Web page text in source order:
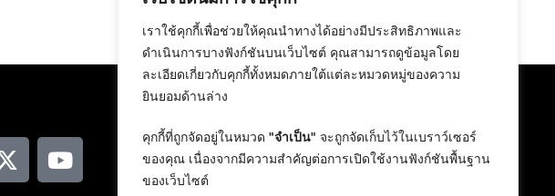
เราใช้คุกกี้เพื่อช่วยให้คุณนำทางได้อย่างมีประสิทธิภาพและ
ดำเนินการบางฟังก์ชันบนเว็บไซต์ คุณสามารถดูข้อมูลโดย
ละเอียดเกี่ยวกับคุกกี้ทั้งหมดภายใต้แต่ละหมวดหมู่ของความ
ยินยอมด้านล่าง
คุกกี้ที่ถูกจัดอยู่ในหมวด "จำเป็น" จะถูกจัดเก็บไว้ในเบราว์เซอร์
ของคุณ เนื่องจากมีความสำคัญต่อการเปิดใช้งานฟังก์ชันพื้นฐาน
ของเว็บไซต์